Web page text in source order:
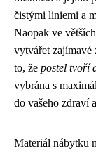
čistými liniemi a
Naopak ve
vytvářet zajímavé
to, že postel tvoří
vybrána s
do vašeho zdraví
Materiál nábytku